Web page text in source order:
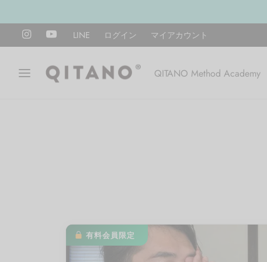
LINE ログイン マイアカウント
QITANO Method Academy
有料会員限定